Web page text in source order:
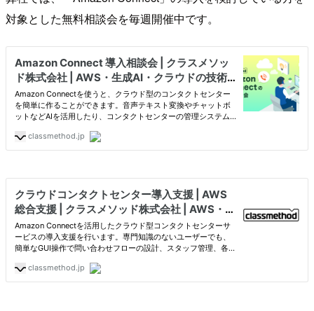
対象とした無料相談会を毎週開催中です。